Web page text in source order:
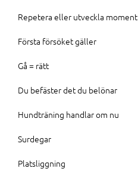
Repetera eller utveckla moment
Första försöket gäller
Gå = rätt
Du befäster det du belönar
Hundträning handlar om nu
Surdegar
Platsliggning